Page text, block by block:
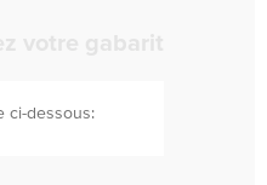
ci-dessous: